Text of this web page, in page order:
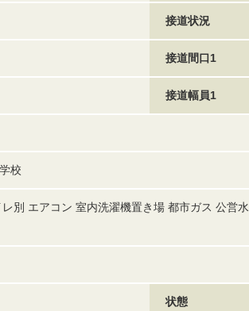
接道状況
接道間口1
接道幅員1
校
別 エアコン 室内洗濯機置き場 都市ガス 公営
状態